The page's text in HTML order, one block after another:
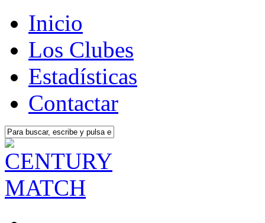
Inicio
Los Clubes
Estadísticas
Contactar